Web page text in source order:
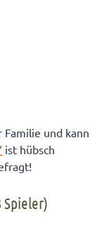
und kann
ist hübsch
Spieler)